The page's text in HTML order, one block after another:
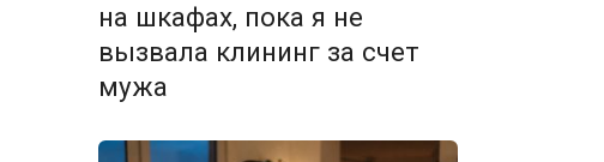
на шкафах, пока я не
вызвала клининг за счет
мужа